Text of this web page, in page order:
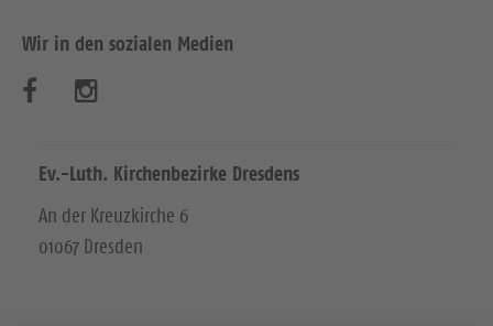
Wir in den sozialen Medien
s
u
c
s
u
c
Ev.-Luth. Kirchenbezirke Dresdens
An der Kreuzkirche 6
01067 Dresden